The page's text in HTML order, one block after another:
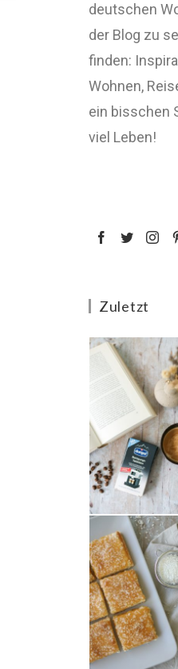
deutschen
der Blog zu
finden:
Wohnen,
ein bisschen
viel Leben!
Zuletzt